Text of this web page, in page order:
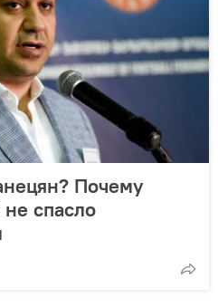
Почему
спасло